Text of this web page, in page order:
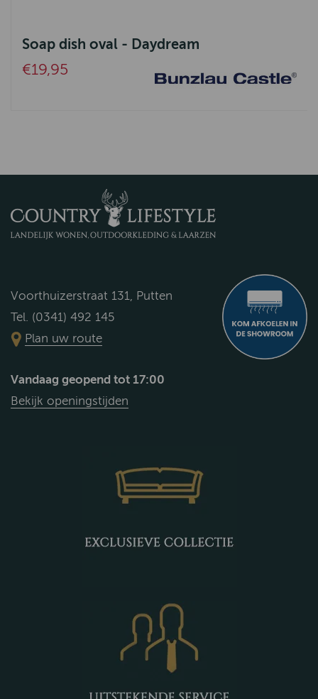
Soap dish oval - Daydream
€19,95
Voorthuizerstraat 131, Putten
Tel. (0341) 492 145
Plan uw route
Vandaag geopend tot 17:00
Bekijk openingstijden